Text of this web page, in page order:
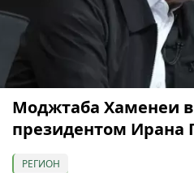
Моджтаба Хаменеи
президентом Ирана
РЕГИОН